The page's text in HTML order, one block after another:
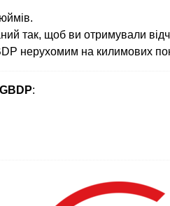
так, щоб ви отримували
нерухомим на килимових
: